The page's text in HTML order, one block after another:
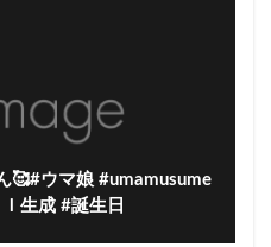
🥰#ウマ娘 #umamusume
生成 #誕生日